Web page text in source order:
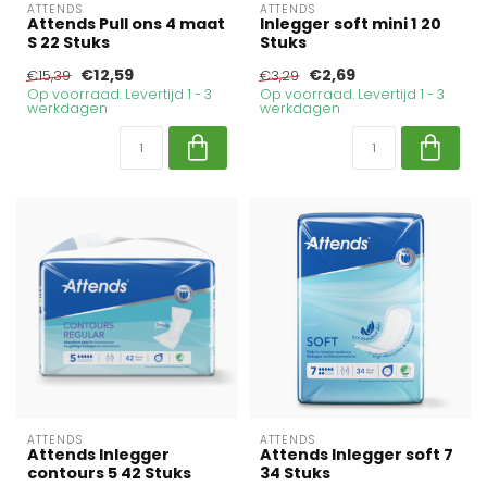
ATTENDS
Attends Pull ons 4 maat
S 22 Stuks
€15,39 €12,59
Op voorraad. Levertijd 1 - 3
werkdagen
ATTENDS
Inlegger soft mini 1 20
Stuks
€3,29 €2,69
Op voorraad. Levertijd 1 - 3
werkdagen
ATTENDS
Attends Inlegger
contours 5 42 Stuks
ATTENDS
Attends Inlegger soft 7
34 Stuks